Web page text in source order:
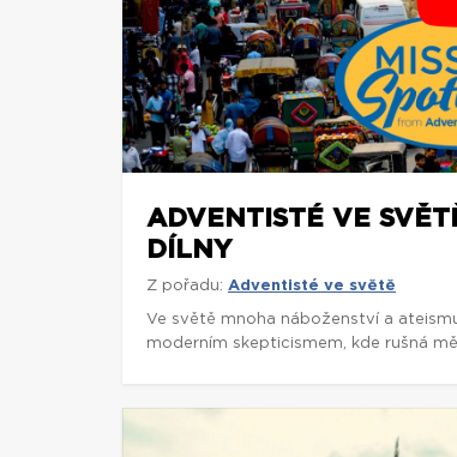
ADVENTISTÉ VE
DÍLNY
Z pořadu: Adventisté ve světě
Ve světě mnoha náboženství a
moderním skepticismem, kde rušná